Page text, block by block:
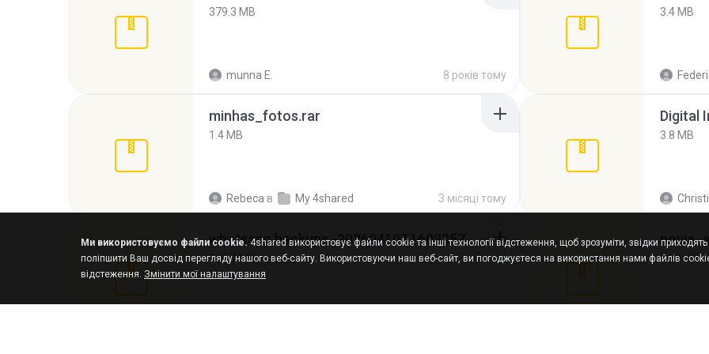
379.3 MB
munna E. 8 років тому
3.4 MB
minhas_fotos.rar
1.4 MB
Rebeca в My 4shared 3 місяці тому
Digital
3.8 MB
whatsapp backups -20260410T160335Z-3-001.zip
335.7 MB 14.9 MB
Ми використовуємо файли cookie. 4shared використовує файли cookie та інші технології відстеження, щоб зрозуміти, звідки приходять
поліпшити Ваш досвід перегляду нашого веб-сайту. Використовуючи наш веб-сайт, ви погоджуєтеся на використання нами файлів cookie
відстеження. Змінити мої налаштування